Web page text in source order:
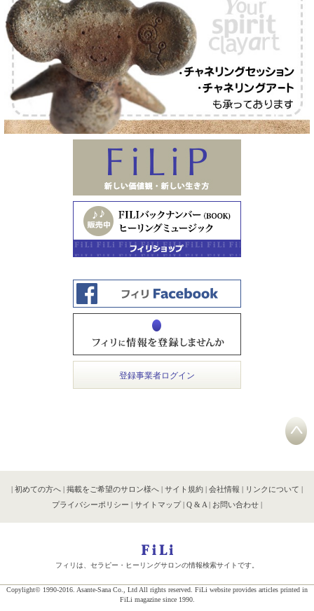
登録事業者ログイン
初めての方へ 掲載をご希望のサロン様へ サイト規約 会社情報 リンクについて
プライバシーポリシー
サイトマップ Q & A お問い合わせ
フィリは、セラピー・ヒーリングサロンの情報検索サイトです。
Copylight© 1990-2016. Asante-Sana Co., Ltd All rights reserved. FiLi website provides articles printed in
FiLi magazine since 1990.